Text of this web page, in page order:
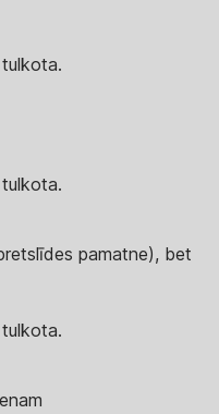
pamatne), bet